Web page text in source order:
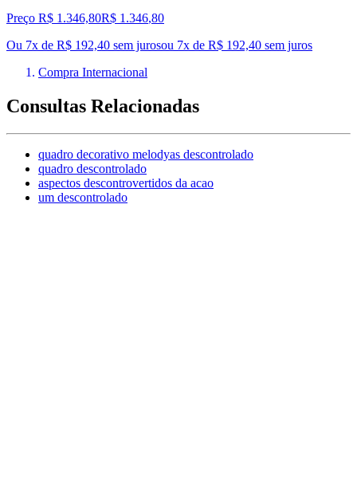
Preço R$ 1.346,80R$ 1.346,80
Ou 7x de R$ 192,40 sem jurosou 7x de R$ 192,40 sem juros
Compra Internacional
Consultas Relacionadas
quadro decorativo melodyas descontrolado
quadro descontrolado
aspectos descontrovertidos da acao
um descontrolado